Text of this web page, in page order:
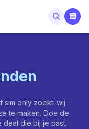
sim only zoekt: wij
te maken. Doe de
deal die bij je past.